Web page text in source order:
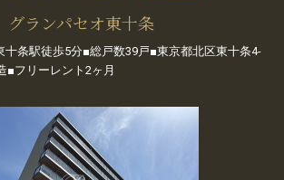
グランパセオ東十条
十条駅徒歩5分■総戸数39戸■東京都北区東十条4-
■フリーレント2ヶ月